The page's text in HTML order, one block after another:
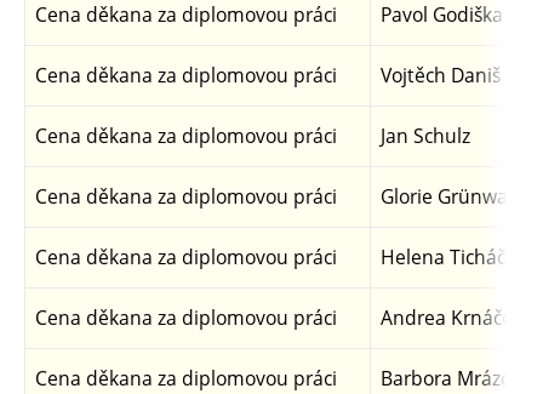
Cena děkana za diplomovou práci Pavol Godiška
Cena děkana za diplomovou práci Vojtěch Daniš
Cena děkana za diplomovou práci Jan Schulz
Cena děkana za diplomovou práci Glorie
Cena děkana za diplomovou práci Helena
Cena děkana za diplomovou práci Andrea Krnáčová
Cena děkana za diplomovou práci Barbora Mrázová